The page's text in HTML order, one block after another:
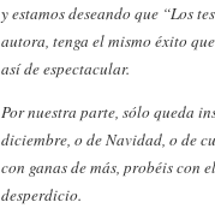
y estamos deseando que “Los
autora, tenga el mismo éxito
así de espectacular.
Por nuestra parte, sólo queda
diciembre, o de Navidad, o de
con ganas de más, probéis con
desperdicio.